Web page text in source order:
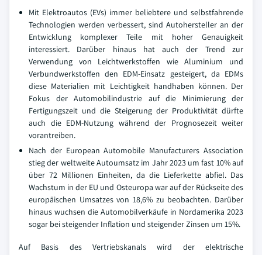
Mit Elektroautos (EVs) immer beliebtere und selbstfahrende
Technologien werden verbessert, sind Autohersteller an der
Entwicklung komplexer Teile mit hoher Genauigkeit
interessiert. Darüber hinaus hat auch der Trend zur
Verwendung von Leichtwerkstoffen wie Aluminium und
Verbundwerkstoffen den EDM-Einsatz gesteigert, da EDMs
diese Materialien mit Leichtigkeit handhaben können. Der
Fokus der Automobilindustrie auf die Minimierung der
Fertigungszeit und die Steigerung der Produktivität dürfte
auch die EDM-Nutzung während der Prognosezeit weiter
vorantreiben.
Nach der European Automobile Manufacturers Association
stieg der weltweite Autoumsatz im Jahr 2023 um fast 10% auf
über 72 Millionen Einheiten, da die Lieferkette abfiel. Das
Wachstum in der EU und Osteuropa war auf der Rückseite des
europäischen Umsatzes von 18,6% zu beobachten. Darüber
hinaus wuchsen die Automobilverkäufe in Nordamerika 2023
sogar bei steigender Inflation und steigender Zinsen um 15%.
Auf Basis des Vertriebskanals wird der elektrische